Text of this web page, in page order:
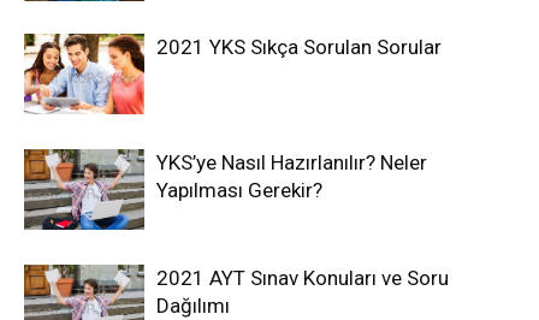
2021 YKS Sıkça Sorulan Sorular
YKS’ye Nasıl Hazırlanılır? Neler
Yapılması Gerekir?
2021 AYT Sınav Konuları ve Soru
Dağılımı